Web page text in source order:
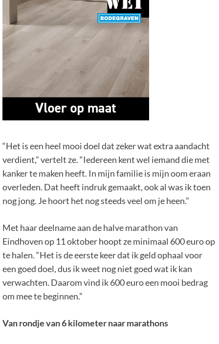
“Het is een heel mooi doel dat zeker wat extra aandacht
verdient,” vertelt ze. “Iedereen kent wel iemand die met
kanker te maken heeft. In mijn familie is mijn oom eraan
overleden. Dat heeft indruk gemaakt, ook al was ik toen
nog jong. Je hoort het nog steeds veel om je heen.”
Met haar deelname aan de halve marathon van
Eindhoven op 11 oktober hoopt ze minimaal 600 euro op
te halen. “Het is de eerste keer dat ik geld ophaal voor
een goed doel, dus ik weet nog niet goed wat ik kan
verwachten. Daarom vind ik 600 euro een mooi bedrag
om mee te beginnen.”
Van rondje van 6 kilometer naar marathons